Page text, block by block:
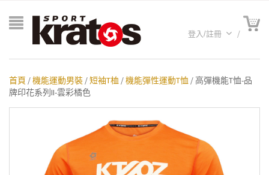
登入/註冊
首頁 /機能運動男裝 /短袖T桖 /機能彈性運動T恤 / 高彈機能T恤-品
牌印花系列II-雲彩橘色